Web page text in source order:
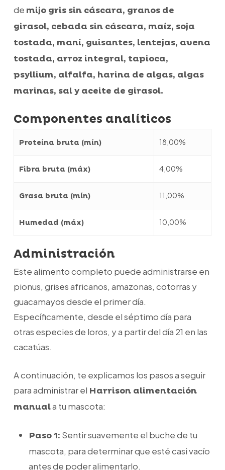
de mijo gris sin cáscara, granos de
girasol, cebada sin cáscara, maíz, soja
tostada, maní, guisantes, lentejas, avena
tostada, arroz integral, tapioca,
psyllium, alfalfa, harina de algas, algas
marinas, sal y aceite de girasol.
Componentes analíticos
Proteína bruta (mín) 18,00%
Fibra bruta (máx) 4,00%
Grasa bruta (mín) 11,00%
Humedad (máx) 10,00%
Administración
Este alimento completo puede administrarse en
pionus, grises africanos, amazonas, cotorras y
guacamayos desde el primer día.
Específicamente, desde el séptimo día para
otras especies de loros, y a partir del día 21 en las
cacatúas.
A continuación, te explicamos los pasos a seguir
para administrar el Harrison alimentación
manuala tu mascota:
Paso 1: Sentir suavemente el buche de tu
mascota, para determinar que esté casi vacío
antes de poder alimentarlo.